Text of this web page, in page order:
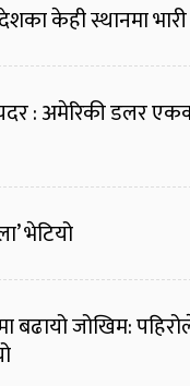
केही स्थानमा भारी
: अमेरिकी डलर
भेटियो
बढायो जोखिम: